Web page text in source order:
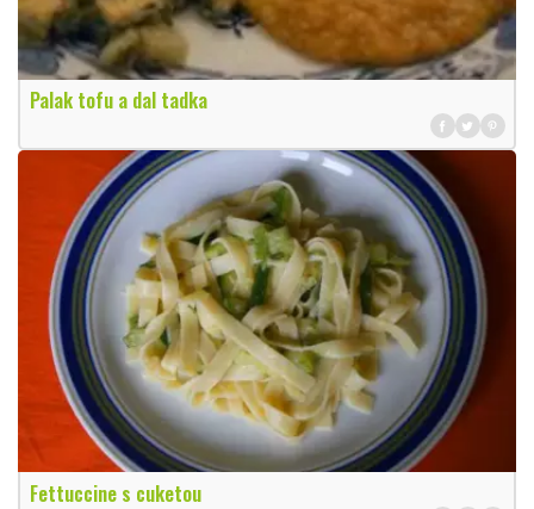
Palak tofu a dal tadka
Fettuccine s cuketou